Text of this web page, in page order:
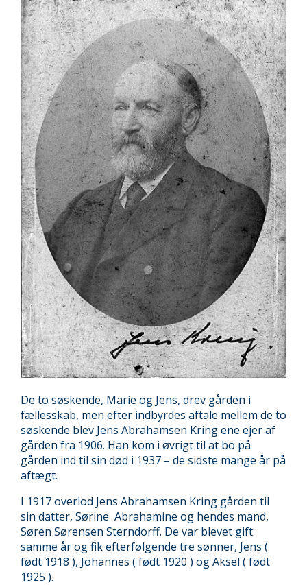
De to søskende, Marie og Jens, drev gården i
fællesskab, men efter indbyrdes aftale mellem de to
søskende blev Jens Abrahamsen Kring ene ejer af
gården fra 1906. Han kom i øvrigt til at bo på
gården ind til sin død i 1937 – de sidste mange år på
aftægt.
I 1917 overlod Jens Abrahamsen Kring gården til
sin datter, Sørine Abrahamine og hendes mand,
Søren Sørensen Sterndorff. De var blevet gift
samme år og fik efterfølgende tre sønner, Jens (
født 1918 ), Johannes ( født 1920 ) og Aksel ( født
1925 ).